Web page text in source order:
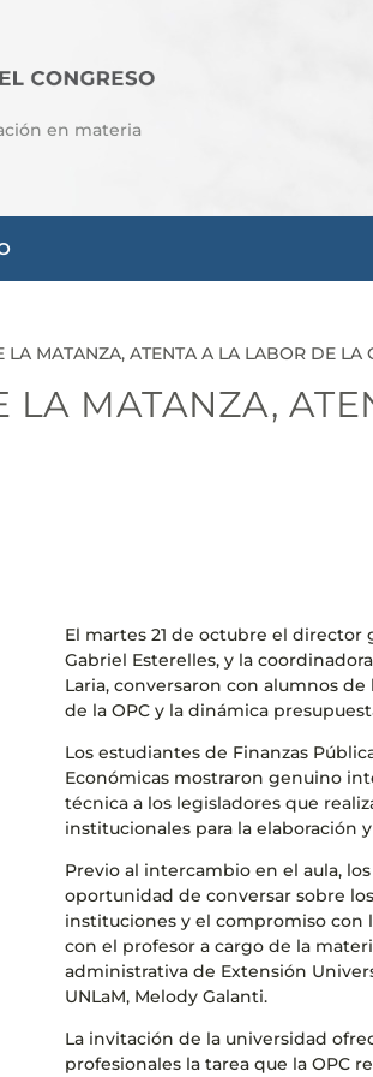
en materia
LA MATANZA, ATENTA A LA LABOR DE LA
LA MATANZA,
El martes 21 de octubre el director
Gabriel Esterelles, y la
Laria, conversaron con alumnos
de la OPC y la dinámica
Los estudiantes de Finanzas
Económicas mostraron genuino
técnica a los legisladores que
institucionales para la elaboración
Previo al intercambio en el aula,
oportunidad de conversar sobre
instituciones y el compromiso con
con el profesor a cargo de la
administrativa de Extensión
UNLaM, Melody Galanti.
La invitación de la universidad
profesionales la tarea que la OPC